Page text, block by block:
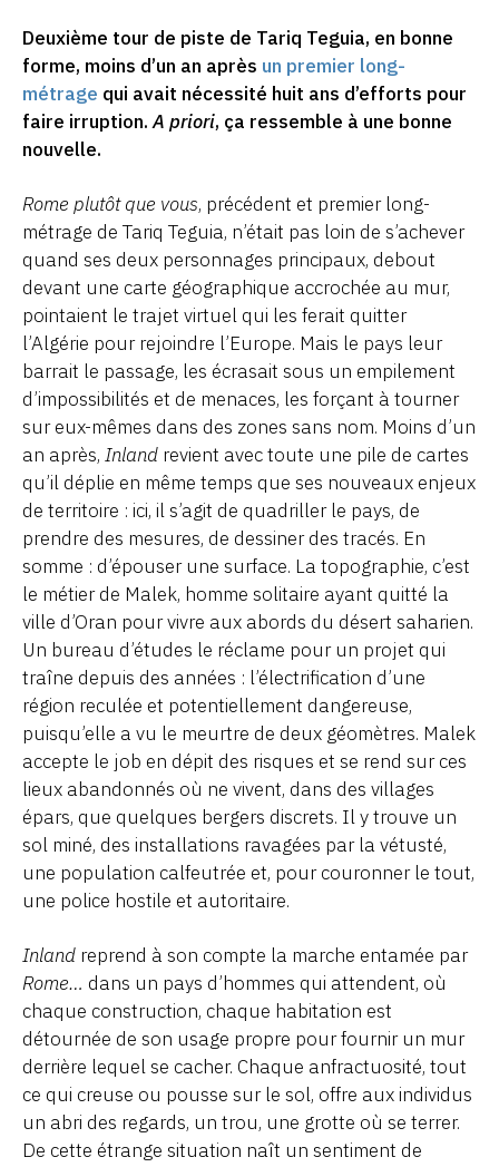
Deuxième tour de piste de Tariq Teguia, en bonne
forme, moins d’un an après un premier long-
métrage qui avait nécessité huit ans d’efforts pour
faire irruption.A priori, ça ressemble à une bonne
nouvelle.
Rome plutôt que vous, précédent et premier long-
métrage de Tariq Teguia, n’était pas loin de s’achever
quand ses deux personnages principaux, debout
devant une carte géographique accrochée au mur,
pointaient le trajet virtuel qui les ferait quitter
l’Algérie pour rejoindre l’Europe. Mais le pays leur
barrait le passage, les écrasait sous un empilement
d’impossibilités et de menaces, les forçant à tourner
sur eux-mêmes dans des zones sans nom. Moins d’un
an après, Inland revient avec toute une pile de cartes
qu’il déplie en même temps que ses nouveaux enjeux
de territoire : ici, il s’agit de quadriller le pays, de
prendre des mesures, de dessiner des tracés. En
somme : d’épouser une surface. La topographie, c’est
le métier de Malek, homme solitaire ayant quitté la
ville d’Oran pour vivre aux abords du désert saharien.
Un bureau d’études le réclame pour un projet qui
traîne depuis des années : l’électrification d’une
région reculée et potentiellement dangereuse,
puisqu’elle a vu le meurtre de deux géomètres. Malek
accepte le job en dépit des risques et se rend sur ces
lieux abandonnés où ne vivent, dans des villages
épars, que quelques bergers discrets. Il y trouve un
sol miné, des installations ravagées par la vétusté,
une population calfeutrée et, pour couronner le tout,
une police hostile et autoritaire.
Inland reprend à son compte la marche entamée par
Rome… dans un pays d’hommes qui attendent, où
chaque construction, chaque habitation est
détournée de son usage propre pour fournir un mur
derrière lequel se cacher. Chaque anfractuosité, tout
ce qui creuse ou pousse sur le sol, offre aux individus
un abri des regards, un trou, une grotte où se terrer.
De cette étrange situation naît un sentiment de